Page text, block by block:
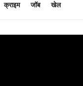
क्राइम जॉब खेल